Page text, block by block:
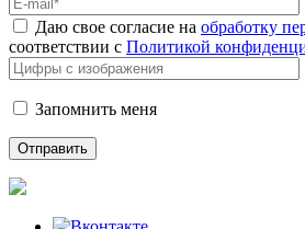
Даю свое согласие на обработку
соответствии с Политикой
Запомнить меня